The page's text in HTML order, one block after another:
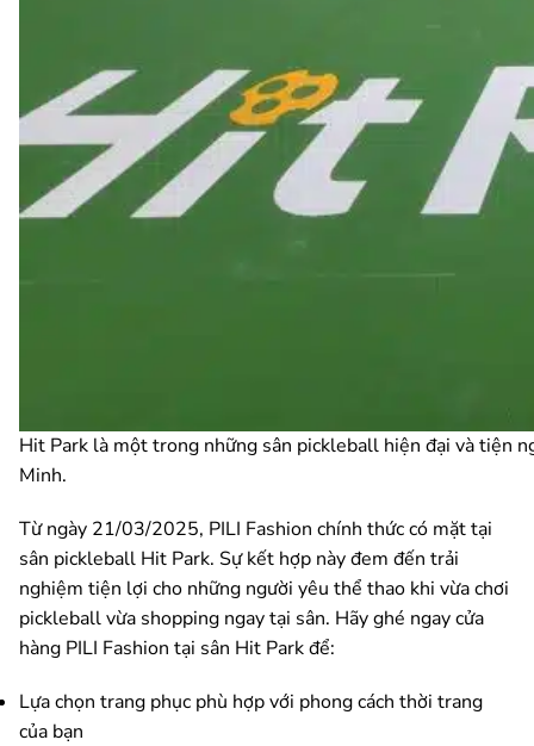
Hit Park là một trong những sân pickleball hiện đại và tiện
Minh.
Từ ngày 21/03/2025, PILI Fashion chính thức có mặt tại
sân pickleball Hit Park. Sự kết hợp này đem đến trải
nghiệm tiện lợi cho những người yêu thể thao khi vừa chơi
pickleball vừa shopping ngay tại sân. Hãy ghé ngay cửa
hàng PILI Fashion tại sân Hit Park để:
Lựa chọn trang phục phù hợp với phong cách thời trang
của bạn